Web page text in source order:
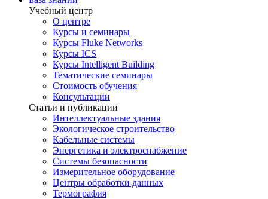
Учебный центр
О центре
Курсы и семинары
Курсы Fluke Networks
Курсы ICS
Курсы Intelligent Building
Тематические семинары
Стоимость обучения
Консультации
Статьи и публикации
Интеллектуальные здания
Экологическое строительство
Кабельные системы
Энергетика и электроснабжение
Системы безопасности
Измерительное оборудование
Центры обработки данных
Термография